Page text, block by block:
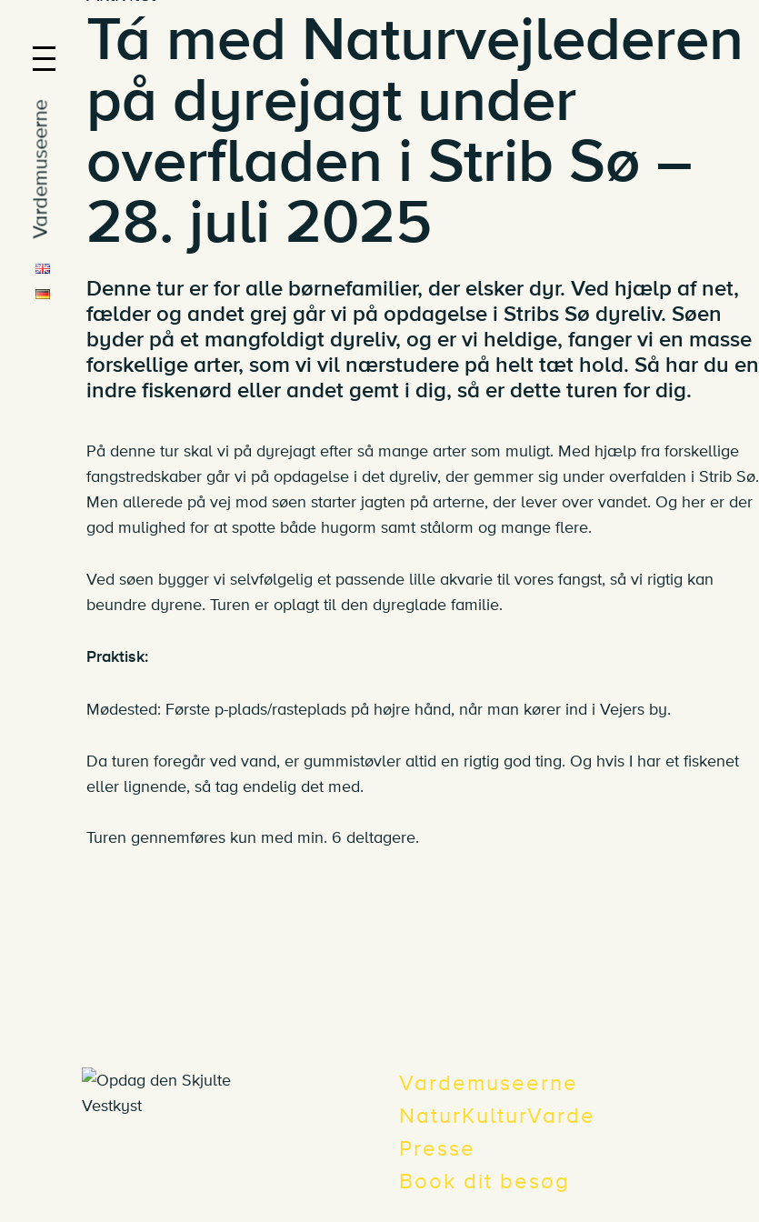
Vardemuseerne
Tá med Naturvejlederen
på dyrejagt under
overfladen i Strib Sø –
28. juli 2025
Denne tur er for alle børnefamilier, der elsker dyr. Ved hjælp af net,
fælder og andet grej går vi på opdagelse i Stribs Sø dyreliv. Søen
byder på et mangfoldigt dyreliv, og er vi heldige, fanger vi en masse
forskellige arter, som vi vil nærstudere på helt tæt hold. Så har du en
indre fiskenørd eller andet gemt i dig, så er dette turen for dig.
På denne tur skal vi på dyrejagt efter så mange arter som muligt. Med hjælp fra forskellige
fangstredskaber går vi på opdagelse i det dyreliv, der gemmer sig under overfalden i Strib Sø.
Men allerede på vej mod søen starter jagten på arterne, der lever over vandet. Og her er der
god mulighed for at spotte både hugorm samt stålorm og mange flere.
Ved søen bygger vi selvfølgelig et passende lille akvarie til vores fangst, så vi rigtig kan
beundre dyrene. Turen er oplagt til den dyreglade familie.
Praktisk:
Mødested: Første p-plads/rasteplads på højre hånd, når man kører ind i Vejers by.
Da turen foregår ved vand, er gummistøvler altid en rigtig god ting. Og hvis I har et fiskenet
eller lignende, så tag endelig det med.
Turen gennemføres kun med min. 6 deltagere.
Vardemuseerne
NaturKulturVarde
Presse
Book dit besøg